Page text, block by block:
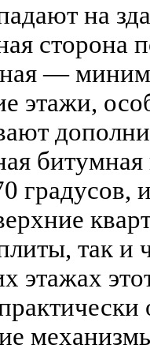
на
сторона
—
этажи,
градусов,
так и
этажах